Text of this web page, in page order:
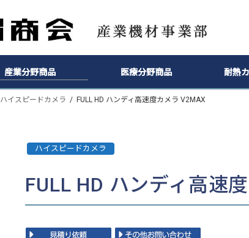
産業分野商品 医療分野商品 耐熱
ハイスピードカメラ FULL HD ハンディ高速度カメラ V2MAX
ハイスピードカメラ
FULL HD ハンディ高速